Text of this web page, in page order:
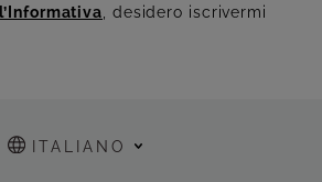
l’Informativa , desidero iscrivermi
ITALIANO